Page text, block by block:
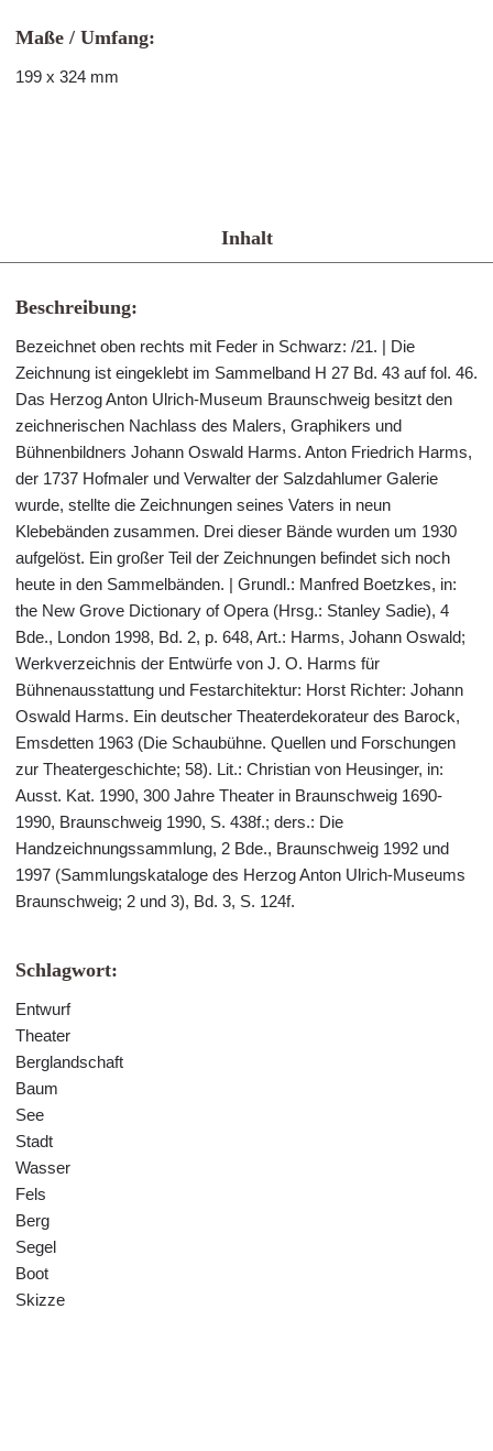
Maße / Umfang:
199 x 324 mm
Inhalt
Beschreibung:
Bezeichnet oben rechts mit Feder in Schwarz: /21. | Die
Zeichnung ist eingeklebt im Sammelband H 27 Bd. 43 auf fol. 46.
Das Herzog Anton Ulrich-Museum Braunschweig besitzt den
zeichnerischen Nachlass des Malers, Graphikers und
Bühnenbildners Johann Oswald Harms. Anton Friedrich Harms,
der 1737 Hofmaler und Verwalter der Salzdahlumer Galerie
wurde, stellte die Zeichnungen seines Vaters in neun
Klebebänden zusammen. Drei dieser Bände wurden um 1930
aufgelöst. Ein großer Teil der Zeichnungen befindet sich noch
heute in den Sammelbänden. | Grundl.: Manfred Boetzkes, in:
the New Grove Dictionary of Opera (Hrsg.: Stanley Sadie), 4
Bde., London 1998, Bd. 2, p. 648, Art.: Harms, Johann Oswald;
Werkverzeichnis der Entwürfe von J. O. Harms für
Bühnenausstattung und Festarchitektur: Horst Richter: Johann
Oswald Harms. Ein deutscher Theaterdekorateur des Barock,
Emsdetten 1963 (Die Schaubühne. Quellen und Forschungen
zur Theatergeschichte; 58). Lit.: Christian von Heusinger, in:
Ausst. Kat. 1990, 300 Jahre Theater in Braunschweig 1690-
1990, Braunschweig 1990, S. 438f.; ders.: Die
Handzeichnungssammlung, 2 Bde., Braunschweig 1992 und
1997 (Sammlungskataloge des Herzog Anton Ulrich-Museums
Braunschweig; 2 und 3), Bd. 3, S. 124f.
Schlagwort:
Entwurf
Theater
Berglandschaft
Baum
See
Stadt
Wasser
Fels
Berg
Segel
Boot
Skizze